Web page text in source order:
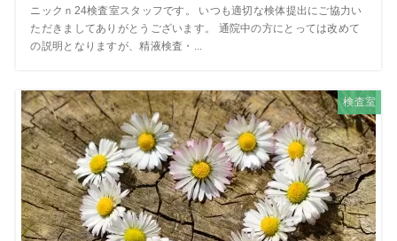
ニックｎ24検査室スタッフです。 いつも適切な検体提出にご協力い
ただきましてありがとうございます。 通院中の方にとっては改めて
の説明となりますが、精液検査・...
検査室